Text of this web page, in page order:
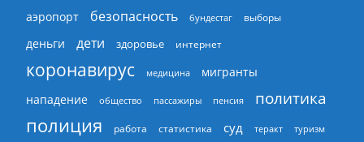
аэропорт безопасность бундестаг выборы
деньги дети здоровье интернет
коронавирус медицина
мигранты
нападение
общество пассажиры пенсия политика
полиция работа статистика суд теракт туризм